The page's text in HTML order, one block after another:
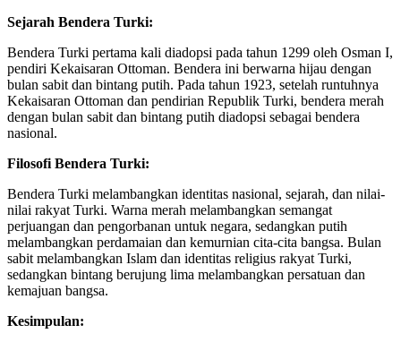
Sejarah Bendera Turki:
Bendera Turki pertama kali diadopsi pada tahun 1299 oleh Osman I,
pendiri Kekaisaran Ottoman. Bendera ini berwarna hijau dengan
bulan sabit dan bintang putih. Pada tahun 1923, setelah runtuhnya
Kekaisaran Ottoman dan pendirian Republik Turki, bendera merah
dengan bulan sabit dan bintang putih diadopsi sebagai bendera
nasional.
Filosofi Bendera Turki:
Bendera Turki melambangkan identitas nasional, sejarah, dan nilai-
nilai rakyat Turki. Warna merah melambangkan semangat
perjuangan dan pengorbanan untuk negara, sedangkan putih
melambangkan perdamaian dan kemurnian cita-cita bangsa. Bulan
sabit melambangkan Islam dan identitas religius rakyat Turki,
sedangkan bintang berujung lima melambangkan persatuan dan
kemajuan bangsa.
Kesimpulan: